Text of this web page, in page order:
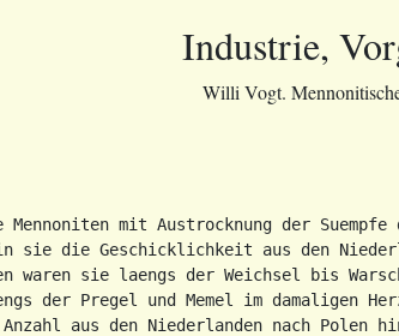
Industrie,
Willi Vogt.
mit Austrocknung der Suempfe
sie die Geschicklichkeit aus den
waren sie laengs der Weichsel bis
der Pregel und Memel im damaligen
aus den Niederlanden nach Polen